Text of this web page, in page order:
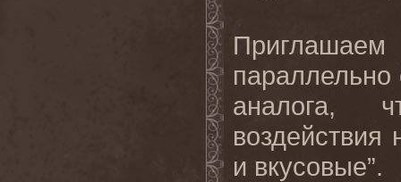
параллельно
аналога,
воздействия
и вкусовые”.